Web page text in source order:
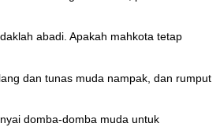
abadi. Apakah mahkota tetap
dan tunas muda nampak, dan rumput
domba-domba muda untuk